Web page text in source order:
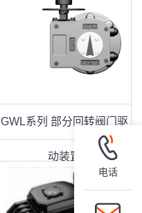
GWL系列 部分回转阀门驱
动装置
电话